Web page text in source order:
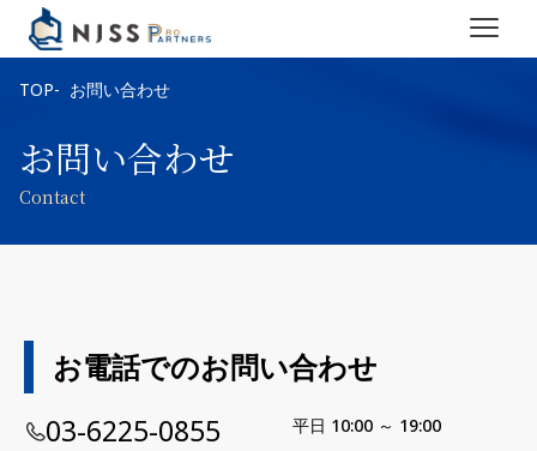
TOP お問い合わせ
お問い合わせ
Contact
お電話でのお問い合わせ
03-6225-0855 平日 10:00 ～ 19:00